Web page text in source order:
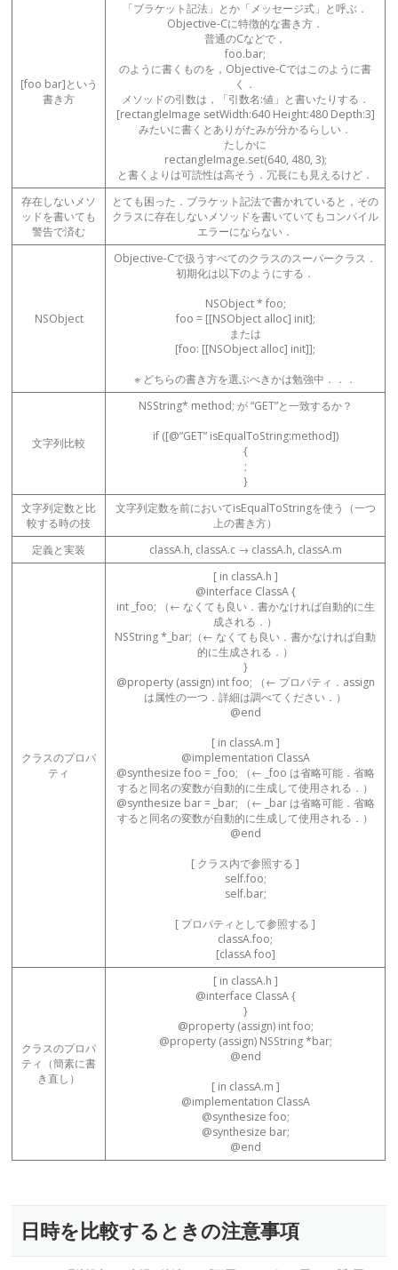
[foo bar]という
書き方
「ブラケット記法」とか「メッセージ式」と呼ぶ．
Objective-Cに特徴的な書き方．
普通のCなどで，
foo.bar;
のように書くものを，Objective-Cではこのように書
く．
メソッドの引数は，「引数名:値」と書いたりする．
[rectangleImage setWidth:640 Height:480 Depth:3]
みたいに書くとありがたみが分かるらしい．
たしかに
rectangleImage.set(640, 480, 3);
と書くよりは可読性は高そう．冗長にも見えるけど．
存在しないメソ
ッドを書いても
警告で済む
とても困った．ブラケット記法で書かれていると，その
クラスに存在しないメソッドを書いていてもコンパイル
エラーにならない．
NSObject
Objective-Cで扱うすべてのクラスのスーパークラス．
初期化は以下のようにする．
NSObject * foo;
foo = [[NSObject alloc] init];
または
[foo: [[NSObject alloc] init]];
※ どちらの書き方を選ぶべきかは勉強中．．．
文字列比較
NSString* method; が “GET”と一致するか？
if ([@”GET” isEqualToString:method])
{
;
}
文字列定数と比
較する時の技
文字列定数を前においてisEqualToStringを使う（一つ
上の書き方）
定義と実装
classA.h, classA.c → classA.h, classA.m
クラスのプロパ
ティ
[ in classA.h ]
@interface ClassA {
int _foo; （← なくても良い．書かなければ自動的に生
成される．）
NSString *_bar;（← なくても良い．書かなければ自動
的に生成される．）
}
@property (assign) int foo; （← プロパティ．assign
は属性の一つ．詳細は調べてください．）
@end
[ in classA.m ]
@implementation ClassA
@synthesize foo = _foo; （← _foo は省略可能．省略
すると同名の変数が自動的に生成して使用される．）
@synthesize bar = _bar; （← _bar は省略可能．省略
すると同名の変数が自動的に生成して使用される．）
@end
[ クラス内で参照する ]
self.foo;
self.bar;
[ プロパティとして参照する ]
classA.foo;
[classA foo]
クラスのプロパ
ティ（簡素に書
き直し）
[ in classA.h ]
@interface ClassA {
}
@property (assign) int foo;
@property (assign) NSString *bar;
@end
[ in classA.m ]
@implementation ClassA
@synthesize foo;
@synthesize bar;
@end
日時を比較するときの注意事項